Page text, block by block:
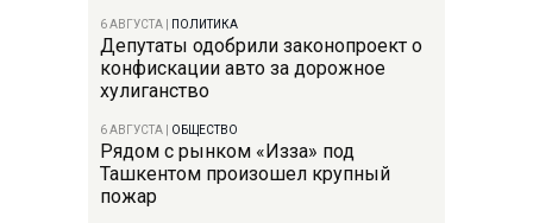
6 АВГУСТА ПОЛИТИКА
Депутаты одобрили законопроект о
конфискации авто за дорожное
хулиганство
6 АВГУСТА ОБЩЕСТВО
Рядом с рынком «Изза» под
Ташкентом произошел крупный
пожар